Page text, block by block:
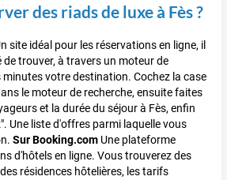
des riads de luxe à Fès ?
site idéal pour les réservations en ligne, il
trouver, à travers un moteur de
minutes votre destination. Cochez la case
le moteur de recherche, ensuite faites
et la durée du séjour à Fès, enfin
Une liste d'offres parmi laquelle vous
Sur Booking.com Une plateforme
d'hôtels en ligne. Vous trouverez des
résidences hôtelières, les tarifs